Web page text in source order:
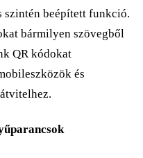
szintén beépített funkció.
bármilyen szövegből
QR kódokat
és